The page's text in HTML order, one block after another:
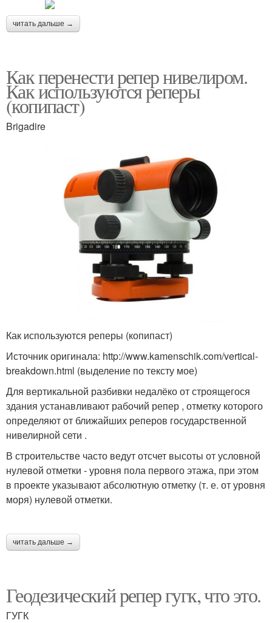
читать дальше →
Как перенести репер нивелиром.
Как используются реперы
(копипаст)
Brigadire
Как используются реперы (копипаст)
Источник оригинала: http://www.kamenschik.com/vertical-
breakdown.html (выделение по тексту мое)
Для вертикальной разбивки недалёко от строящегося
здания устанавливают рабочий репер , отметку которого
определяют от ближайших реперов государственной
нивелирной сети .
В строительстве часто ведут отсчет высоты от условной
нулевой отметки - уровня пола первого этажа, при этом
в проекте указывают абсолютную отметку (т. е. от уровня
моря) нулевой отметки.
читать дальше →
Геодезический репер гугк, что это.
ГУГК